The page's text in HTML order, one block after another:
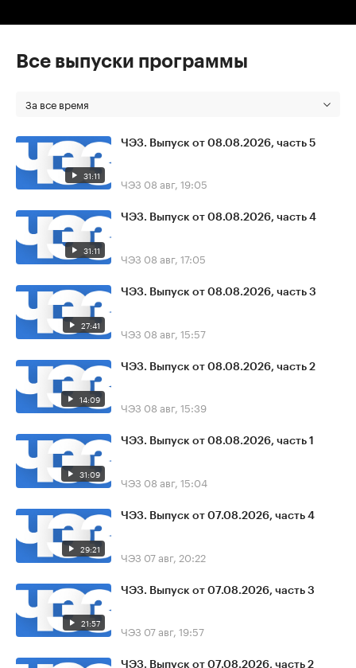
Все выпуски программы
За все время
31:11
ЧЭЗ. Выпуск от 08.08.2026, часть 5
ЧЭЗ 08 авг, 19:05
31:11
ЧЭЗ. Выпуск от 08.08.2026, часть 4
ЧЭЗ 08 авг, 17:05
27:41
ЧЭЗ. Выпуск от 08.08.2026, часть 3
ЧЭЗ 08 авг, 15:57
14:09
ЧЭЗ. Выпуск от 08.08.2026, часть 2
ЧЭЗ 08 авг, 15:39
31:09
ЧЭЗ. Выпуск от 08.08.2026, часть 1
ЧЭЗ 08 авг, 15:04
29:21
ЧЭЗ. Выпуск от 07.08.2026, часть 4
ЧЭЗ 07 авг, 20:22
21:57
ЧЭЗ. Выпуск от 07.08.2026, часть 3
ЧЭЗ 07 авг, 19:57
ЧЭЗ. Выпуск от 07.08.2026, часть 2